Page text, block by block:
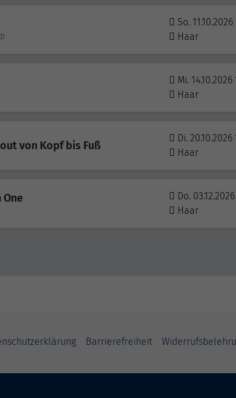
So. 11.10.2026
Haar
Mi. 14.10.2026
Haar
von Kopf bis Fuß
Di. 20.10.2026
Haar
One
Do.
Haar
Barrierefreiheit